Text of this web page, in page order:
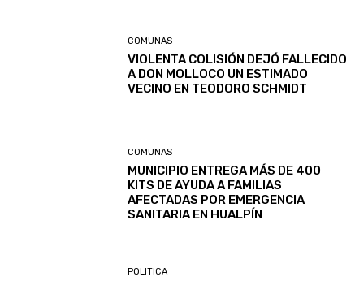
COMUNAS
VIOLENTA COLISIÓN DEJÓ FALLECIDO
A DON MOLLOCO UN ESTIMADO
VECINO EN TEODORO SCHMIDT
COMUNAS
MUNICIPIO ENTREGA MÁS DE 400
KITS DE AYUDA A FAMILIAS
AFECTADAS POR EMERGENCIA
SANITARIA EN HUALPÍN
POLITICA